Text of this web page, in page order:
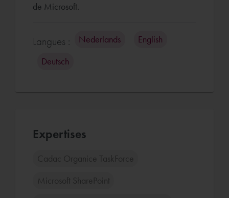
de Microsoft.
Langues : Nederlands English
Deutsch
Expertises
Cadac Organice TaskForce
Microsoft SharePoint